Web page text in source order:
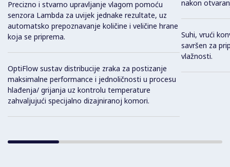
Precizno i stvarno upravljanje vlagom pomoću
senzora Lambda za uvijek jednake rezultate, uz
automatsko prepoznavanje količine i veličine hrane
koja se priprema.
OptiFlow sustav distribucije zraka za postizanje
maksimalne performance i jednoličnosti u procesu
hlađenja/ grijanja uz kontrolu temperature
zahvaljujući specijalno dizajniranoj komori.
nakon
Suhi, vrući
savršen za
vlažnosti.